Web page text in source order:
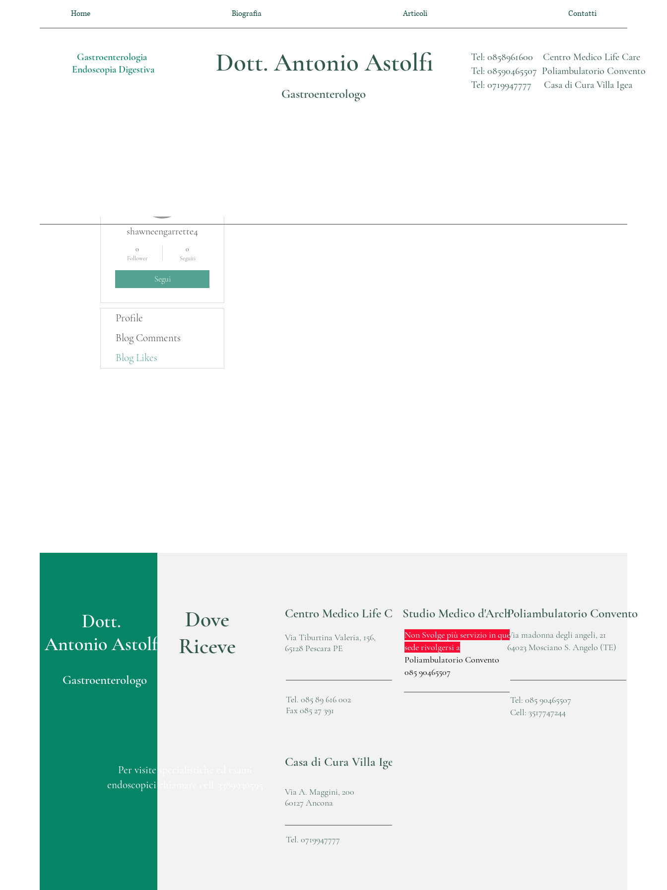
Home Biografia Articoli Contatti
Gastroenterologia
Endoscopia Digestiva
Dott. Antonio Astolfi
Gastroenterologo
Tel: 0858961600 Centro Medico Life Care
Tel: 08590465507 Poliambulatorio Convento
Tel: 0719947777 Casa di Cura Villa Igea
shawneengarrette4
0
Follower
0
Seguiti
Segui
Profile
Blog Comments
Blog Likes
Dott.
Antonio Astolfi
Gastroenterologo
Dove
Riceve
Centro Medico Life Care
Via Tiburtina Valeria, 156,
65128 Pescara PE
Tel. 085 89 616 002
Fax 085 27 391
Casa di Cura Villa Igea
Via A. Maggini, 200
60127 Ancona
Tel. 0719947777
Studio Medico d'Archivio
Non Svolge più servizio in questa
sede rivolgersi a
Poliambulatorio Convento
085 90465507
Poliambulatorio Convento
Via madonna degli angeli, 21
64023 Mosciano S. Angelo (TE)
Tel: 085 90465507
Cell: 3517747244
Per visite specialistiche ed esami
endoscopici chiamare cell. 3389930595